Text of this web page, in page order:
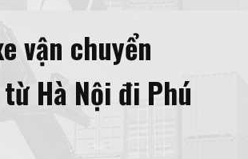
vận chuyển
Hà Nội đi Phú